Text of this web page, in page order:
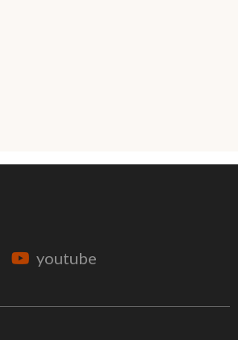
youtube